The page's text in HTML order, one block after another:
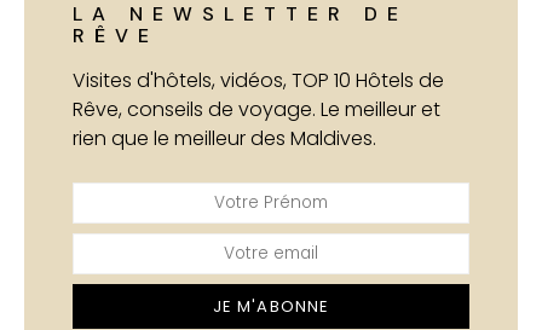
LA NEWSLETTER DE
RÊVE
Visites d'hôtels, vidéos, TOP 10 Hôtels de
Rêve, conseils de voyage. Le meilleur et
rien que le meilleur des Maldives.
JE M'ABONNE